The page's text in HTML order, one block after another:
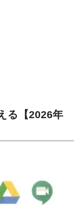
る【2026年